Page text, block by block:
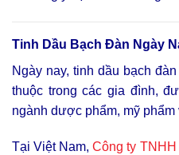
Tinh Dầu Bạch Đàn Ngày
Ngày nay, tinh dầu bạch
thuộc trong các gia đình,
ngành dược phẩm, mỹ
Tại Việt Nam,Công ty